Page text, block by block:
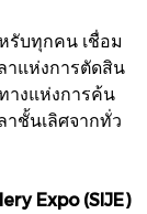
รับทุกคน เชื่อม
าแห่งการตัดสิน
างแห่งการค้น
าชั้นเลิศจากทั่ว
Expo (SIJE)